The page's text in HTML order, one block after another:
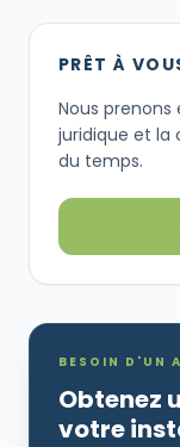
PRÊT À
Nous
juridique et la
du temps.
BESOIN D'UN
Obtenez
votre